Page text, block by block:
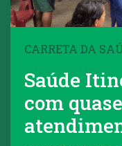
CARRETA DA
Saúde
com